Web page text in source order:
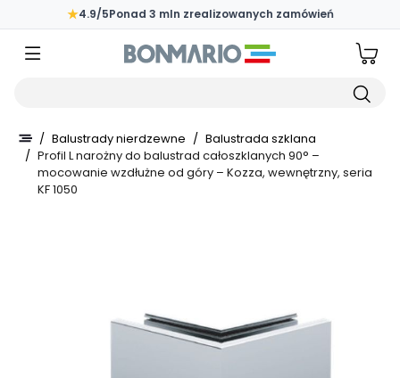
Przejdź do głównej zawartości strony
★4.9/5Ponad 3 mln zrealizowanych zamówień
/ Balustrady nierdzewne / Balustrada szklana
/ Profil L narożny do balustrad całoszklanych 90° –
mocowanie wzdłużne od góry – Kozza, wewnętrzny, seria
KF 1050